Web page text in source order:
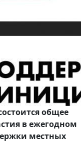
общее
в ежегодном
местных